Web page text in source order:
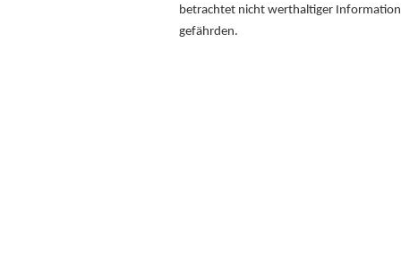
betrachtet nicht werthaltiger
gefährden.